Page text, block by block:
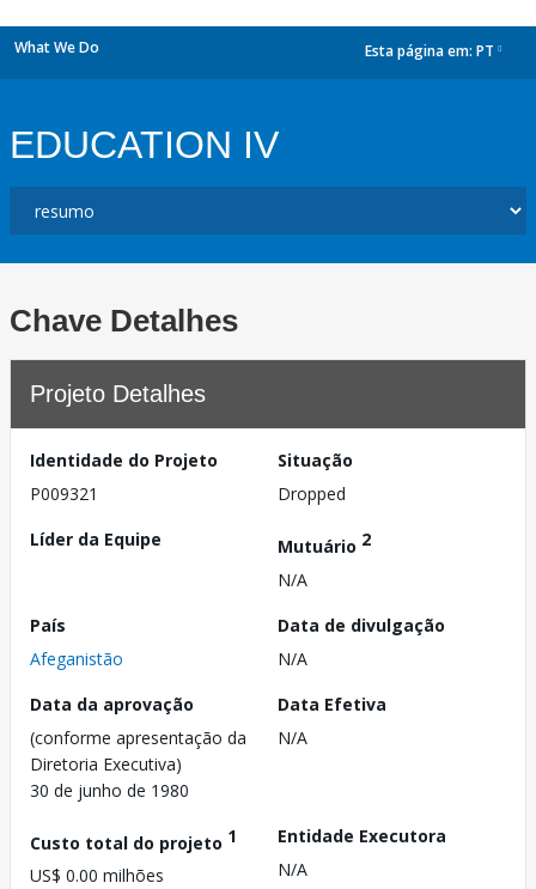
What We Do Esta página em: PT
EDUCATION IV
Chave Detalhes
Projeto Detalhes
Identidade do Projeto
P009321
Situação
Dropped
Líder da Equipe
Mutuário 2
N/A
País
Afeganistão
Data de divulgação
N/A
Data da aprovação
(conforme apresentação da
Diretoria Executiva)
30 de junho de 1980
Data Efetiva
N/A
Custo total do projeto 1
US$ 0.00 milhões
Entidade Executora
N/A